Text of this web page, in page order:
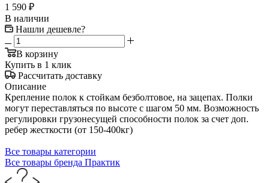
1 590 ₽
В наличии
Нашли дешевле?
В корзину
Купить в 1 клик
Рассчитать доставку
Описание
Крепление полок к стойкам безболтовое, на зацепах. Полки
могут переставляться по высоте с шагом 50 мм. Возможность
регулировки грузонесущей способности полок за счет доп.
ребер жесткости (от 150-400кг)
Все товары категории
Все товары бренда Практик